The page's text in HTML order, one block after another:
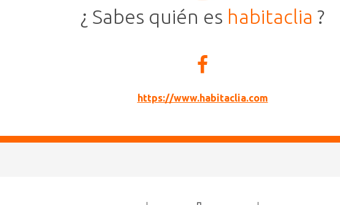
¿ Sabes quién es habitaclia ?
https://www.habitaclia.com